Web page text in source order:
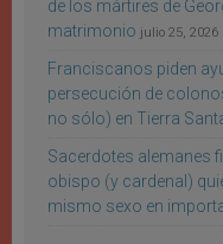
de los mártires de
matrimonio julio 25, 2026
Franciscanos piden
persecución de
no sólo) en Tierra
Sacerdotes alemanes
obispo (y cardenal)
mismo sexo en